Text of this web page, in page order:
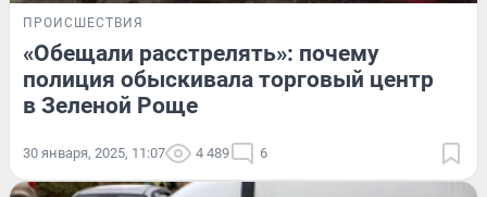
ПРОИСШЕСТВИЯ
«Обещали расстрелять»: почему
полиция обыскивала торговый центр
в Зеленой Роще
30 января, 2025, 11:07 4 489 6